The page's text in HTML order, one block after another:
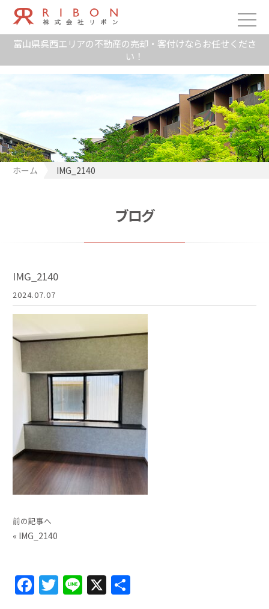
富山県呉西エリアの不動産の売却・客付けならお任せくださ
い！
ホーム IMG_2140
ブログ
IMG_2140
2024.07.07
前の記事へ
« IMG_2140
F T Li X